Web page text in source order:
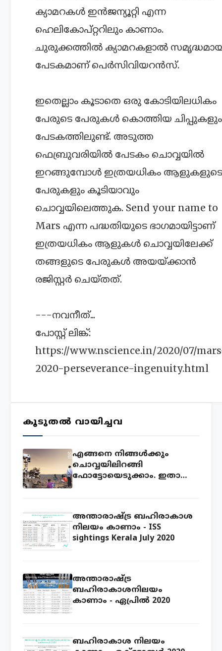
ക്യാമറകൾ ഇൻജന്യൂറ്റി എന്ന
ഹെലികോപ്റ്ററിലും കാണാം.
ചുരുക്കത്തിൽ ക്യാമറകളാൽ
പേടകമാണ് പെ‍ർസിവിയറൻസ്.
ഇതെല്ലാം കൂടാതെ ഒരു കോടിയിലധികം
പേരുടെ പേരുകൾ കൊത്തിയ ചിപ്പുകളും
പേടകത്തിലുണ്ട്. അടുത്ത
ഫെബ്രുവരിയിൽ പേടകം ചൊവ്വയിൽ
ഇറങ്ങുമ്പോൾ ഇത്രയധികം ആളുകളുടെ
പേരുകളും കൂടിയാവും
ചൊവ്വയിലെത്തുക. Send your name to
Mars എന്ന പദ്ധതിയുടെ ഭാഗമായിട്ടാണ്
ഇത്രയധികം ആളുകൾ ചൊവ്വയിലേക്ക്
തങ്ങളുടെ പേരുകൾ അയയ്ക്കാൻ
രജിസ്റ്റ‍ർ ചെയ്തത്.
---നവനീത്...
പോസ്റ്റ് ലിങ്ക്:
https://www.nscience.in/2020/07/
2020-perseverance-ingenuity.html
കൂടുതൽ വായിച്ചവ
എങ്ങനെ നിങ്ങൾക്കും
ചൊവ്വയിലിറങ്ങി
ഫോട്ടോയെടുക്കാം. ഇതാ
അന്താരാഷ്ട്ര ബഹിരാകാശ
നിലയം കാണാം - ISS
sightings Kerala July 2020
അന്താരാഷ്ട്ര
ബഹിരാകാശനിലയം
കാണാം - ഏപ്രില്‍ 2020
ബഹിരാകാശ നിലയം